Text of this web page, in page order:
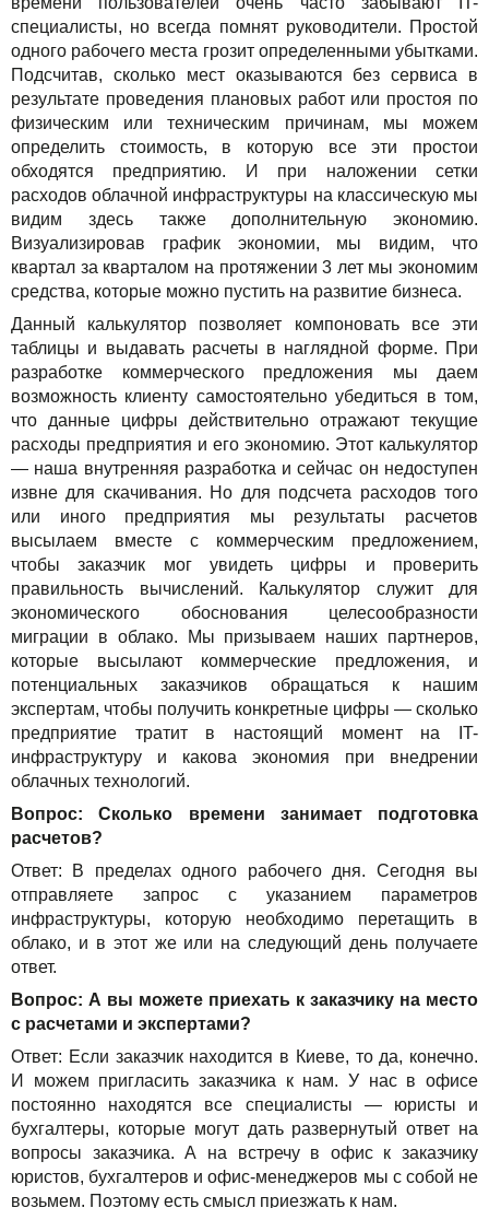
специалисты, но всегда помнят руководители. Простой
одного рабочего места грозит определенными убытками.
Подсчитав, сколько мест оказываются без сервиса в
результате проведения плановых работ или простоя по
физическим или техническим причинам, мы можем
определить стоимость, в которую все эти простои
обходятся предприятию. И при наложении сетки
расходов облачной инфраструктуры на классическую мы
видим здесь также дополнительную экономию.
Визуализировав график экономии, мы видим, что
квартал за кварталом на протяжении 3 лет мы экономим
средства, которые можно пустить на развитие бизнеса.
Данный калькулятор позволяет компоновать все эти
таблицы и выдавать расчеты в наглядной форме. При
разработке коммерческого предложения мы даем
возможность клиенту самостоятельно убедиться в том,
что данные цифры действительно отражают текущие
расходы предприятия и его экономию. Этот калькулятор
— наша внутренняя разработка и сейчас он недоступен
извне для скачивания. Но для подсчета расходов того
или иного предприятия мы результаты расчетов
высылаем вместе с коммерческим предложением,
чтобы заказчик мог увидеть цифры и проверить
правильность вычислений. Калькулятор служит для
экономического обоснования целесообразности
миграции в облако. Мы призываем наших партнеров,
которые высылают коммерческие предложения, и
потенциальных заказчиков обращаться к нашим
экспертам, чтобы получить конкретные цифры — сколько
предприятие тратит в настоящий момент на IT-
инфраструктуру и какова экономия при внедрении
облачных технологий.
Вопрос: Сколько времени занимает подготовка
расчетов?
Ответ: В пределах одного рабочего дня. Сегодня вы
отправляете запрос с указанием параметров
инфраструктуры, которую необходимо перетащить в
облако, и в этот же или на следующий день получаете
ответ.
Вопрос: А вы можете приехать к заказчику на место
с расчетами и экспертами?
Ответ: Если заказчик находится в Киеве, то да, конечно.
И можем пригласить заказчика к нам. У нас в офисе
постоянно находятся все специалисты — юристы и
бухгалтеры, которые могут дать развернутый ответ на
вопросы заказчика. А на встречу в офис к заказчику
юристов, бухгалтеров и офис-менеджеров мы с собой не
возьмем. Поэтому есть смысл приезжать к нам.